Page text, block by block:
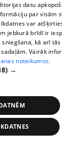
1188 в любой
на сайте
сайта 1188.
э-почта -
2004-2026
datu
par visām
var
jebkurā brīdī ir
kā arī
Vairāk
noteikumos.
→